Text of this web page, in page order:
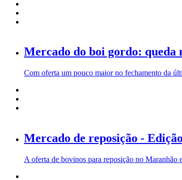
Mercado do boi gordo: queda
Com oferta um pouco maior no fechamento da
Mercado de reposição -
A oferta de bovinos para reposição no Maranhão